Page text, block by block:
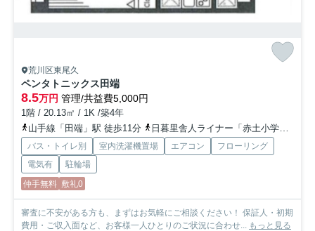
荒川区東尾久
ペンタトニックス田端
8.5万円 管理/共益費5,000円
1階 / 20.13㎡ / 1K /築4年
山手線「田端」駅 徒歩11分
日暮里舎人ライナー「赤土小学校前」駅 徒歩7分
バス・トイレ別 室内洗濯機置場 エアコン
フローリング
電気有
駐輪場
仲手無料 敷礼0
審査に不安がある方も、まずはお気軽にご相談ください！ 保証人・初期
費用・ご収入面など、お客様一人ひとりのご状況に合わせ... もっと見る